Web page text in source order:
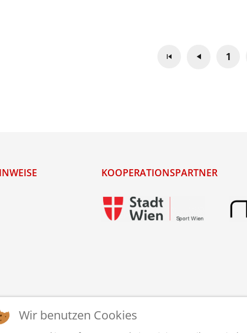
1
KOOPERATIONSPARTNER
Wiener Tischtennis Verband. Gestaltet und betreut von
Wir benutzen Cookies